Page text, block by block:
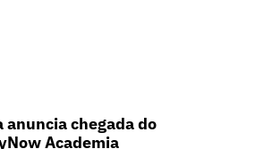
anuncia chegada do
Academia